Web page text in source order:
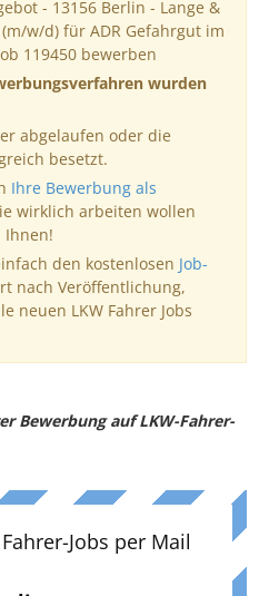
- 13156 Berlin - Lange &
w/d) für ADR Gefahrgut im
119450 bewerben
wurden
abgelaufen oder die
besetzt.
Ihre Bewerbung als
wirklich arbeiten wollen
Ihnen!
den kostenlosen Job-
nach Veröffentlichung,
neuen LKW Fahrer Jobs
Bewerbung auf LKW-Fahrer-
Jobs per Mail